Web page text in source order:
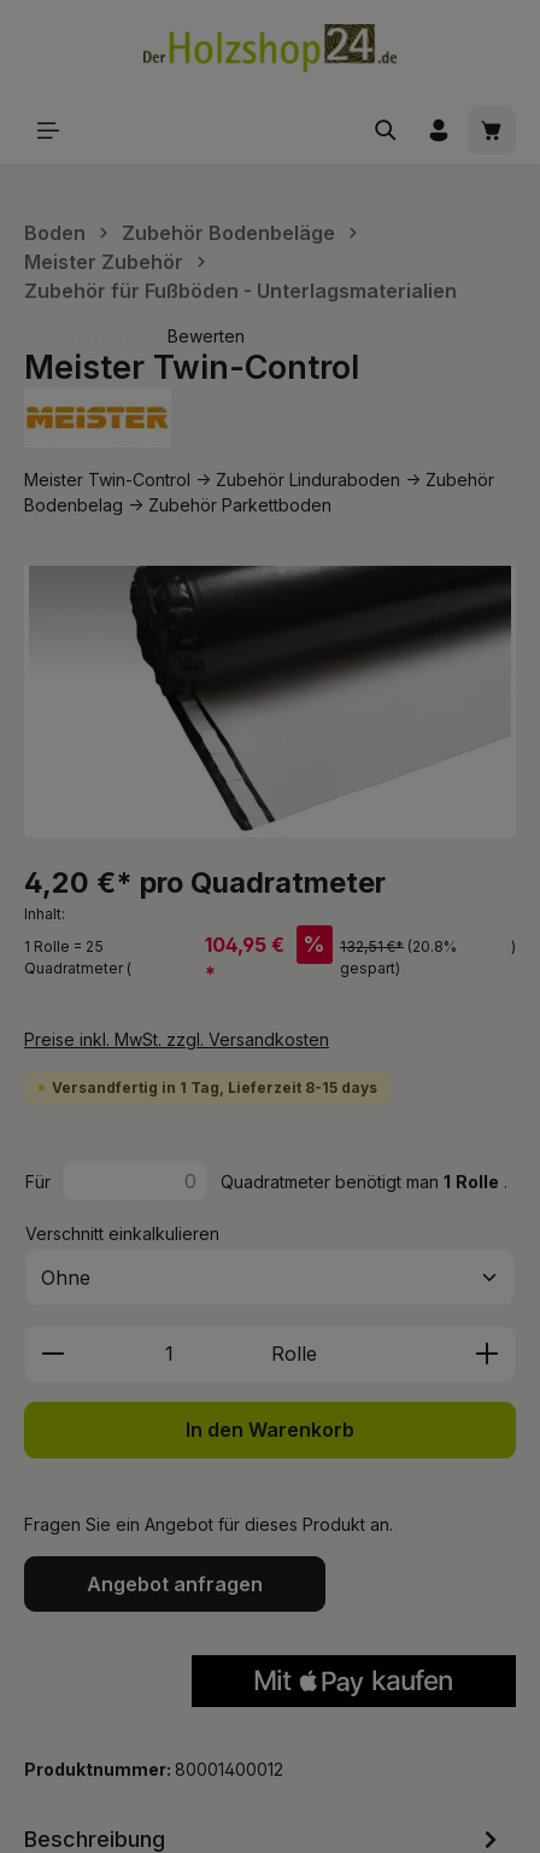
Boden
Zubehör Bodenbeläge
Meister Zubehör
Zubehör für Fußböden - Unterlagsmaterialien
Durchschnittliche Bewertung von 0 von 5 Sternen
Bewerten
Meister Twin-Control
Meister Twin-Control -> Zubehör Linduraboden -> Zubehör
Bodenbelag -> Zubehör Parkettboden
Bildergalerie überspringen
4,20 €* pro Quadratmeter
Inhalt:
1 Rolle = 25
Quadratmeter (
104,95 €
*
% 132,51 €* (20.8%
gespart)
)
Preise inkl. MwSt. zzgl. Versandkosten
Versandfertig in 1 Tag, Lieferzeit 8-15 days
Für Quadratmeter benötigt man 1 Rolle .
Verschnitt einkalkulieren
Produkt Anzahl: Gib den
Rolle
In den Warenkorb
Fragen Sie ein Angebot für dieses Produkt an.
Angebot anfragen
Produktnummer: 80001400012
Beschreibung